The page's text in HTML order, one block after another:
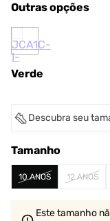
Outras opções
Verde
Descubra seu
Tamanho
10 ANOS 12 ANOS
Este tamanho